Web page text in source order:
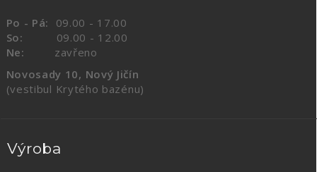
Po - Pá:
09.00 - 17.00
So: 09.00 - 12.00
Ne: zavřeno
Novosady 10, Nový Jičín
(vestibul Krytého bazénu)
Výroba